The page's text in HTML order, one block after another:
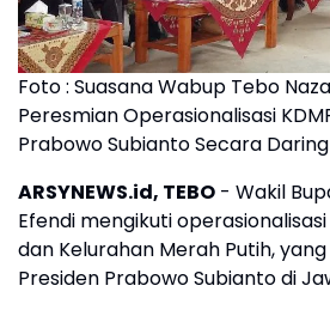
Foto : Suasana Wabup Tebo
Peresmian Operasionalisasi
Prabowo Subianto Secara Daring
ARSYNEWS.id, TEBO - Wakil
Efendi mengikuti operasionalisasi
dan Kelurahan Merah Putih,
Presiden Prabowo Subianto di